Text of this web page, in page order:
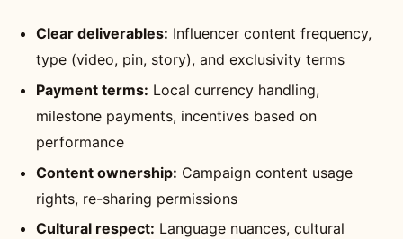
Clear deliverables: Influencer content frequency,
type (video, pin, story), and exclusivity terms
Payment terms: Local currency handling,
milestone payments, incentives based on
performance
Content ownership: Campaign content usage
rights, re-sharing permissions
Cultural respect: Language nuances, cultural